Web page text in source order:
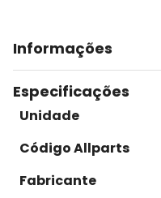
Informações
Especificações
Unidade
Código Allparts
Fabricante